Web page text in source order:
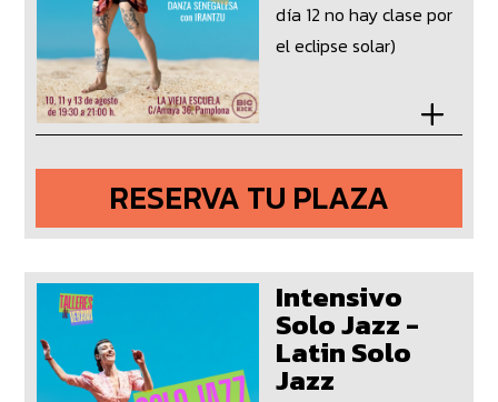
día 12 no hay clase por
el eclipse solar)
RESERVA TU PLAZA
Intensivo
Solo Jazz -
Latin Solo
Jazz